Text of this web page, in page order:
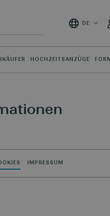
DE
HOCHZEITSANZÜGE
IMPRESSUM